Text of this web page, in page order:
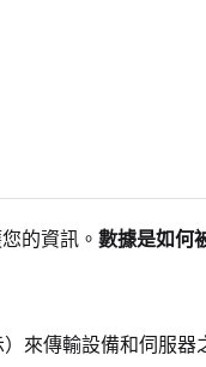
的資訊。 數據是如何
）來傳輸設備和伺服